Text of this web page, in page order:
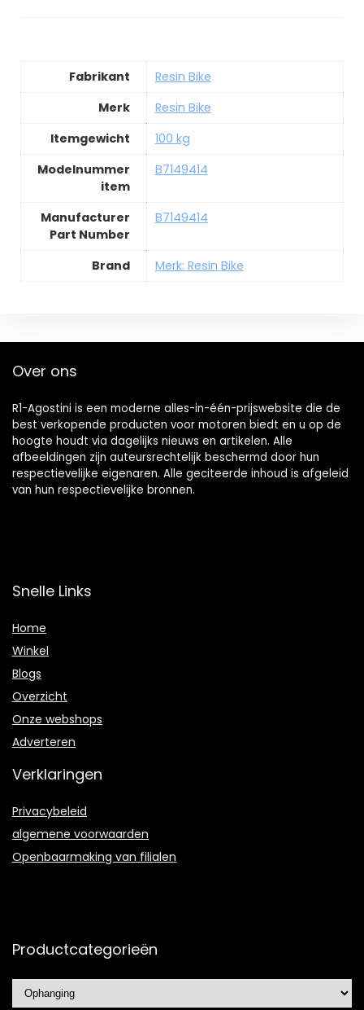
Fabrikant
Resin Bike
Merk
Resin Bike
Itemgewicht
100 kg
Modelnummer
item
B7149414
Manufacturer
Part Number
B7149414
Brand Merk: Resin Bike
Over ons
R1-Agostini is een moderne alles-in-één-prijswebsite die de
best verkopende producten voor motoren biedt en u op de
hoogte houdt via dagelijks nieuws en artikelen. Alle
afbeeldingen zijn auteursrechtelijk beschermd door hun
respectievelijke eigenaren. Alle geciteerde inhoud is afgeleid
van hun respectievelijke bronnen.
Snelle Links
Home
Winkel
Blogs
Overzicht
Onze webshops
Adverteren
Verklaringen
Privacybeleid
algemene voorwaarden
Openbaarmaking van filialen
Productcategorieën